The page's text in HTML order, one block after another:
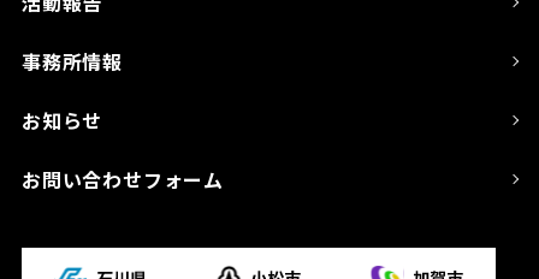
事務所情報
お知らせ
お問い合わせフォーム